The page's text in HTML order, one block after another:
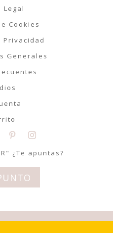
Legal
Cookies
Privacidad
Generales
¿Te apuntas?